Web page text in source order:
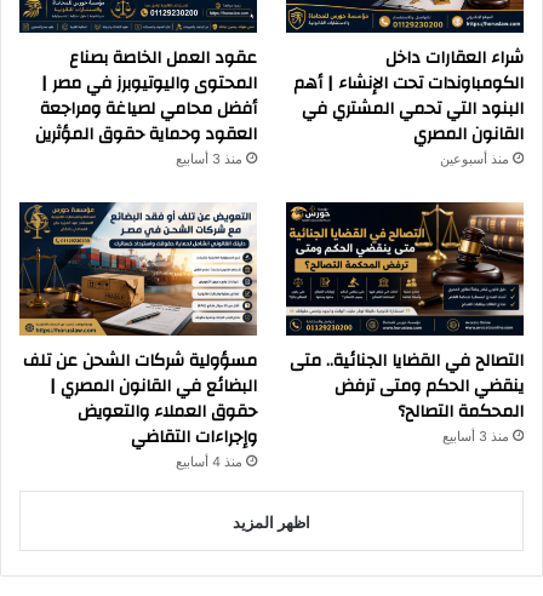
شراء العقارات داخل
الكومباوندات تحت الإنشاء | أهم
البنود التي تحمي المشتري في
القانون المصري
منذ أسبوعين
عقود العمل الخاصة بصناع
المحتوى واليوتيوبرز في مصر |
أفضل محامي لصياغة ومراجعة
العقود وحماية حقوق المؤثرين
منذ 3 أسابيع
التصالح في القضايا الجنائية.. متى
ينقضي الحكم ومتى ترفض
المحكمة التصالح؟
منذ 3 أسابيع
مسؤولية شركات الشحن عن تلف
البضائع في القانون المصري |
حقوق العملاء والتعويض
وإجراءات التقاضي
منذ 4 أسابيع
اظهر المزيد